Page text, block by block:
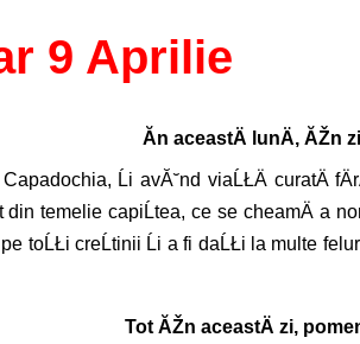
9 Aprilie
Ăn aceastÄ lunÄ,
Ĺi avĂ˘nd viaĹŁÄ curatÄ
din temelie capiĹtea, ce se cheamÄ a
toĹŁi creĹtinii Ĺi a fi daĹŁi la multe
Tot ĂŽn aceastÄ zi,